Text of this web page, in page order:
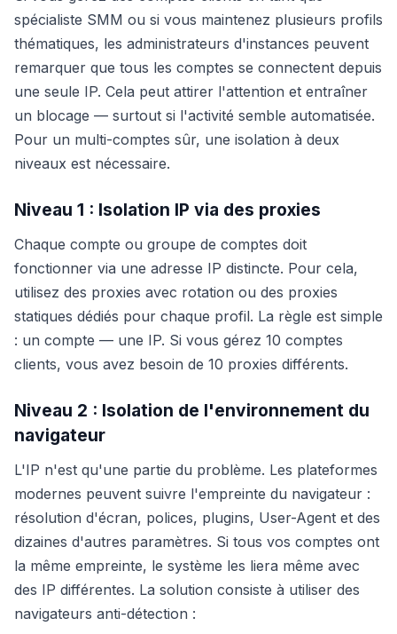
spécialiste SMM ou si vous maintenez plusieurs profils
thématiques, les administrateurs d'instances peuvent
remarquer que tous les comptes se connectent depuis
une seule IP. Cela peut attirer l'attention et entraîner
un blocage — surtout si l'activité semble automatisée.
Pour un multi-comptes sûr, une isolation à deux
niveaux est nécessaire.
Niveau 1 : Isolation IP via des proxies
Chaque compte ou groupe de comptes doit
fonctionner via une adresse IP distincte. Pour cela,
utilisez des proxies avec rotation ou des proxies
statiques dédiés pour chaque profil. La règle est simple
: un compte — une IP. Si vous gérez 10 comptes
clients, vous avez besoin de 10 proxies différents.
Niveau 2 : Isolation de l'environnement du
navigateur
L'IP n'est qu'une partie du problème. Les plateformes
modernes peuvent suivre l'empreinte du navigateur :
résolution d'écran, polices, plugins, User-Agent et des
dizaines d'autres paramètres. Si tous vos comptes ont
la même empreinte, le système les liera même avec
des IP différentes. La solution consiste à utiliser des
navigateurs anti-détection :